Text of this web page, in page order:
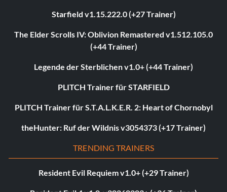
Starfield v1.15.222.0 (+27 Trainer)
The Elder Scrolls IV: Oblivion Remastered v1.512.105.0
(+44 Trainer)
Legende der Sterblichen v1.0+ (+44 Trainer)
PLITCH Trainer für STARFIELD
PLITCH Trainer für S.T.A.L.K.E.R. 2: Heart of Chornobyl
theHunter: Ruf der Wildnis v3054373 (+17 Trainer)
TRENDING TRAINERS
Resident Evil Requiem v1.0+ (+29 Trainer)